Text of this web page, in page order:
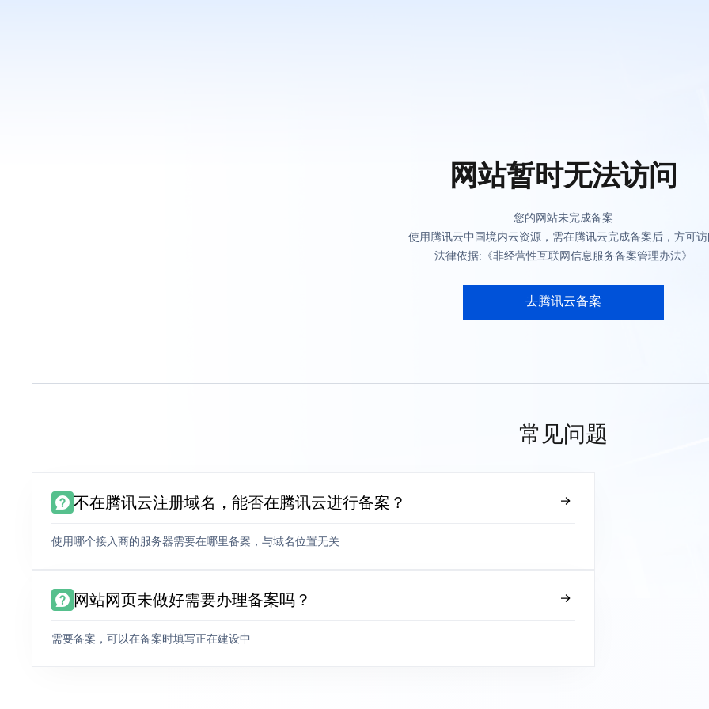
网站暂时无法访问
您的网站未完成备案
使用腾讯云中国境内云资源，需在腾讯云完成备案后，方可
法律依据:《非经营性互联网信息服务备案管理办法》
去腾讯云备案
常见问题
不在腾讯云注册域名，能否在腾讯云进行备案？
使用哪个接入商的服务器需要在哪里备案，与域名位置无关
网站网页未做好需要办理备案吗？
需要备案，可以在备案时填写正在建设中